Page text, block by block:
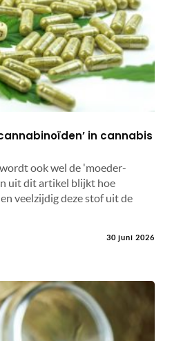
in cannabis
ook wel de 'moeder-
uit dit artikel blijkt hoe
veelzijdig deze stof uit de
30 juni 2026